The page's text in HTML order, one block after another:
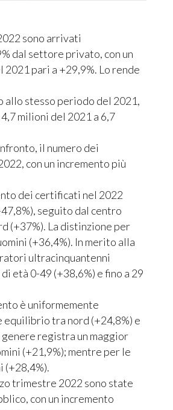
sono arrivati
dal settore privato, con un
pari a +29,9%. Lo rende
stesso periodo del 2021,
milioni del 2021 a 6,7
il numero dei
con un incremento più
dei certificati nel 2022
seguito dal centro
(+37%). La distinzione per
(+36,4%). In merito alla
ultracinquantenni
età 0-49 (+38,6%) e fino a 29
è uniformemente
tra nord (+24,8%) e
registra un maggior
(+21,9%); mentre per le
(+28,4%).
trimestre 2022 sono state
con un incremento